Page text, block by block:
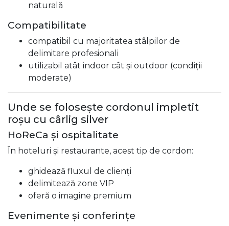
naturală
Compatibilitate
compatibil cu majoritatea stâlpilor de
delimitare profesionali
utilizabil atât indoor cât și outdoor (condiții
moderate)
Unde se folosește cordonul impletit
roșu cu cârlig silver
HoReCa și ospitalitate
În hoteluri și restaurante, acest tip de cordon:
ghidează fluxul de clienți
delimitează zone VIP
oferă o imagine premium
Evenimente și conferințe